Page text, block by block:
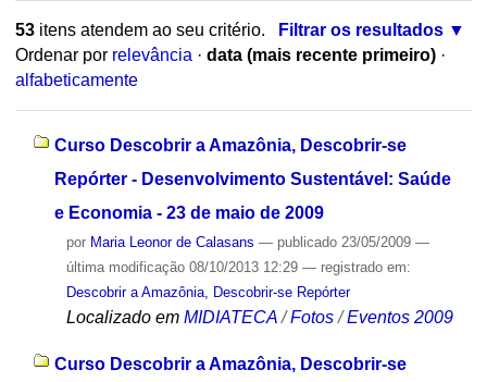
53itens atendem ao seu critério.
Filtrar os resultados
Ordenar por relevância · data (mais recente primeiro) ·
alfabeticamente
Curso Descobrir a Amazônia, Descobrir-se
Repórter - Desenvolvimento Sustentável: Saúde
e Economia - 23 de maio de 2009
por Maria Leonor de Calasans — publicado23/05/2009 —
última modificação08/10/2013 12:29 — registrado em:
Descobrir a Amazônia, Descobrir-se Repórter
Localizado em MIDIATECA /Fotos /Eventos 2009
Curso Descobrir a Amazônia, Descobrir-se